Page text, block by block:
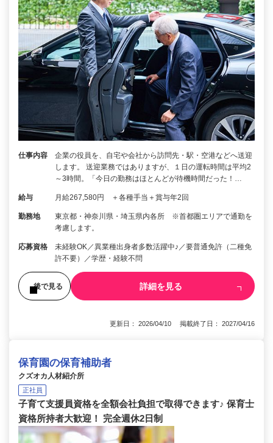
仕事内容
企業の役員を、自宅や会社から訪問先・駅・空港などへ送迎
します。 送迎業務ではありますが、１日の運転時間は平均2
～3時間。「今日の勤務はほとんどが待機時間だった！…
給与 月給267,580円 ＋各種手当＋賞与年2回
勤務地
東京都・神奈川県・埼玉県内各所 ※首都圏エリアで通勤を
考慮します。
応募資格
未経験OK／異業種出身者多数活躍中♪／要普通免許（二種免
許不要）／学歴・経験不問
後で見る 詳細を見る
更新日： 2026/04/10 掲載終了日： 2027/04/16
保育園の保育補助者
クズオカ人材紹介所
正社員
子育て支援員資格を全額会社負担で取得できます♪ 保育士
資格所持者大歓迎！ 完全週休2日制